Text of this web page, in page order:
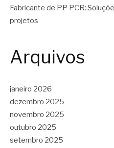
Fabricante de PP PCR:
projetos
Arquivos
janeiro 2026
dezembro 2025
novembro 2025
outubro 2025
setembro 2025